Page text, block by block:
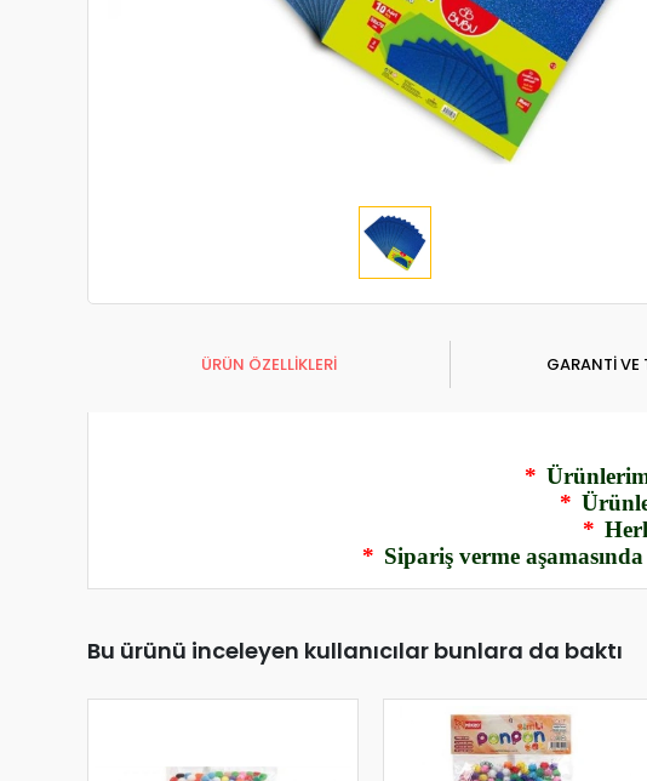
ÜRÜN ÖZELLİKLERİ GARANTİ VE
*
*
*
* Sipariş verme
Bu ürünü inceleyen kullanıcılar bunlara da baktı